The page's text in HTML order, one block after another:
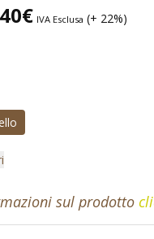
€ IVA Esclusa (+ 22%)
sul prodotto